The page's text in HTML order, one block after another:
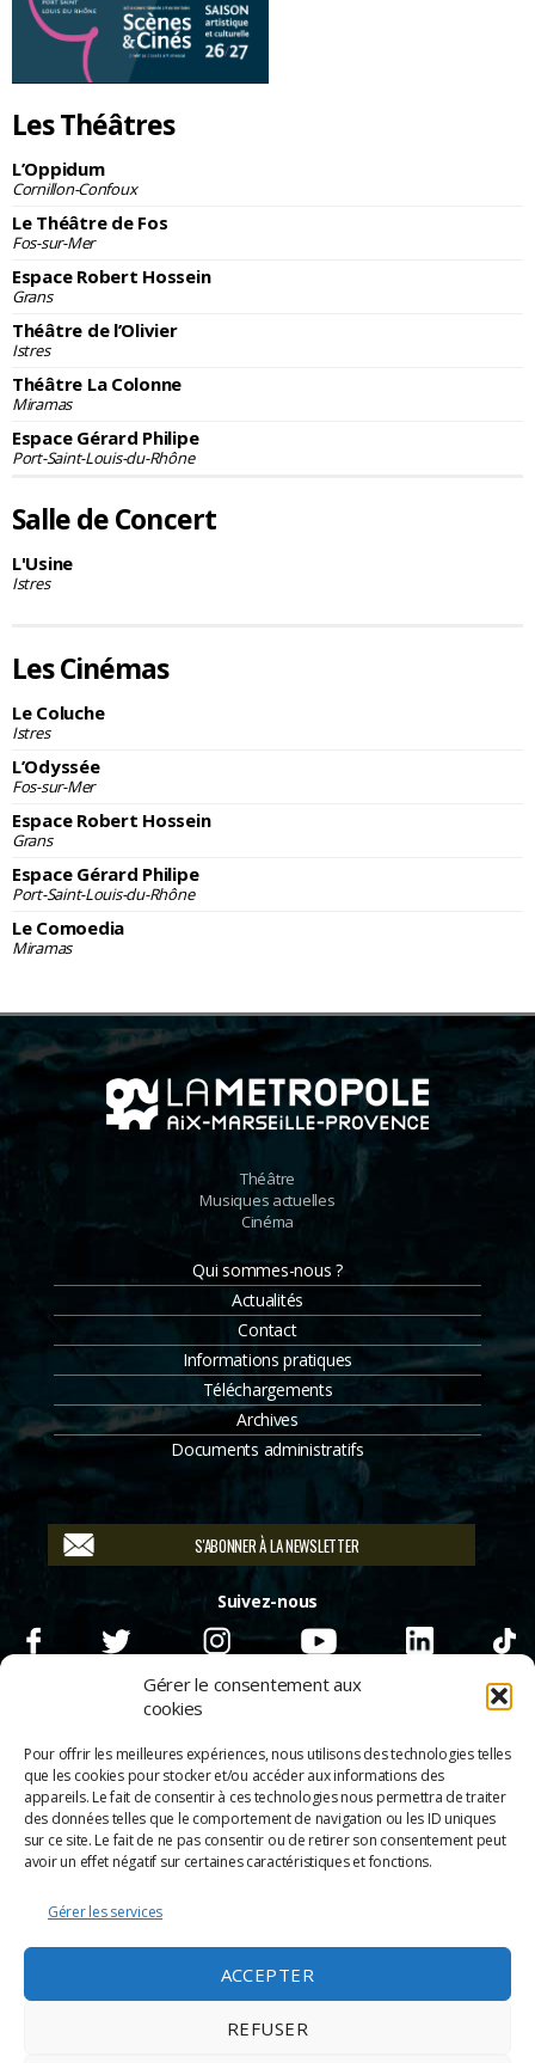
Gérer le consentement aux
cookies
Pour offrir les meilleures expériences, nous utilisons des technologies telles
que les cookies pour stocker et/ou accéder aux informations des
appareils. Le fait de consentir à ces technologies nous permettra de traiter
des données telles que le comportement de navigation ou les ID uniques
sur ce site. Le fait de ne pas consentir ou de retirer son consentement peut
avoir un effet négatif sur certaines caractéristiques et fonctions.
Gérer les services
ACCEPTER
REFUSER
Les Théâtres
L’Oppidum
Cornillon-Confoux
Le Théâtre de Fos
Fos-sur-Mer
Espace Robert Hossein
Grans
Théâtre de l’Olivier
Istres
Théâtre La Colonne
Miramas
Espace Gérard Philipe
Port-Saint-Louis-du-Rhône
Salle de Concert
L'Usine
Istres
Les Cinémas
Le Coluche
Istres
L’Odyssée
Fos-sur-Mer
Espace Robert Hossein
Grans
Espace Gérard Philipe
Port-Saint-Louis-du-Rhône
Le Comoedia
Miramas
Théâtre
Musiques actuelles
Cinéma
Qui sommes-nous ?
Actualités
Contact
Informations pratiques
Téléchargements
Archives
Documents administratifs
S'ABONNER À LA NEWSLETTER
Suivez-nous
© 2026Scènes & Cinés
Appels d’offre